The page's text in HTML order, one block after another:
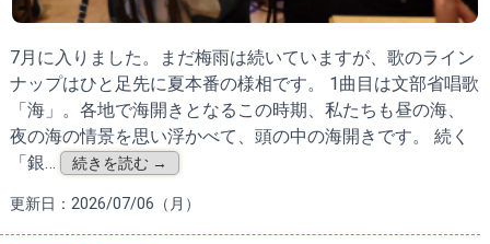
7月に入りました。まだ梅雨は続いていますが、歌のライン
ナップはひと足先に夏本番の様相です。 1曲目は文部省唱歌
「海」。各地で海開きとなるこの時期、私たちも昼の海、
夜の海の情景を思い浮かべて、頭の中の海開きです。 続く
「銀…
続きを読む →
更新日：2026/07/06（月）